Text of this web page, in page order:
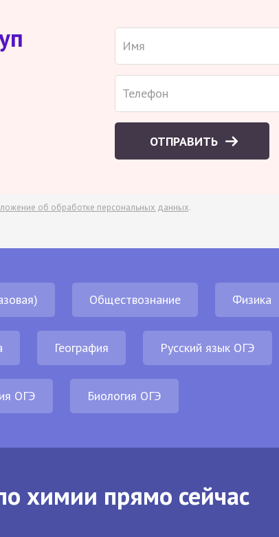
ОТПРАВИТЬ
об обработке персональных данных.
Обществознание Физика
География Русский язык ОГЭ
ОГЭ Биология ОГЭ
химии прямо сейчас